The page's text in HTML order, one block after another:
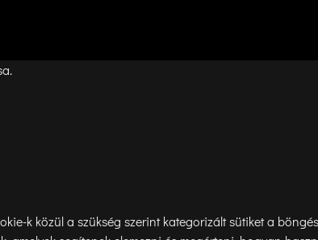
k közül a szükség szerint kategorizált sütiket a